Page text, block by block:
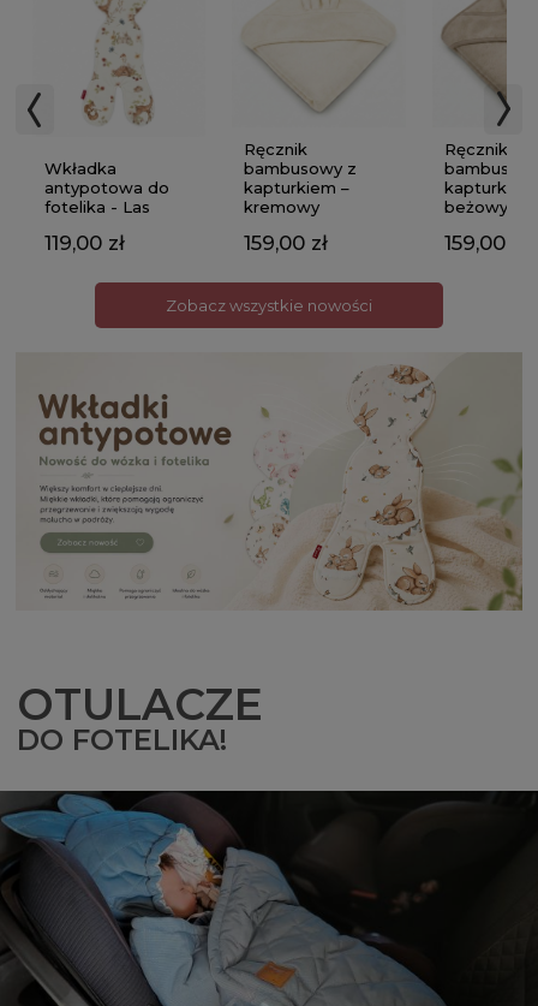
Wkładka
antypotowa do
fotelika - Las
119,00 zł
Ręcznik
bambusowy z
kapturkiem –
kremowy
159,00 zł
Ręcznik
kapturkiem
beżowy
159,00 zł
Zobacz wszystkie nowości
OTULACZE
DO FOTELIKA!